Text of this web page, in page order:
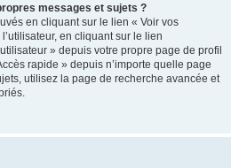
messages et sujets ?
en cliquant sur le lien « Voir vos
en cliquant sur le lien
» depuis votre propre page de profil
rapide » depuis n’importe quelle page
utilisez la page de recherche avancée et